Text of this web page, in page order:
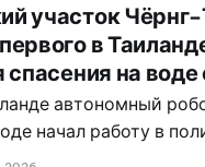
участок
в
спасения на
автономный
начал работу в
пилотного